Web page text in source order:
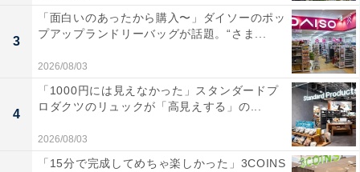
3
「面白いのあったから購入〜」ダイソーのポッ
プアップランドリーバッグが話題。“さま...
2026/08/03
4
「1000円には見えなかった」スタンダードプ
ロダクツのリュックが「高見えする」の...
2026/08/03
「15分で完成してめちゃ楽しかった」3COINS